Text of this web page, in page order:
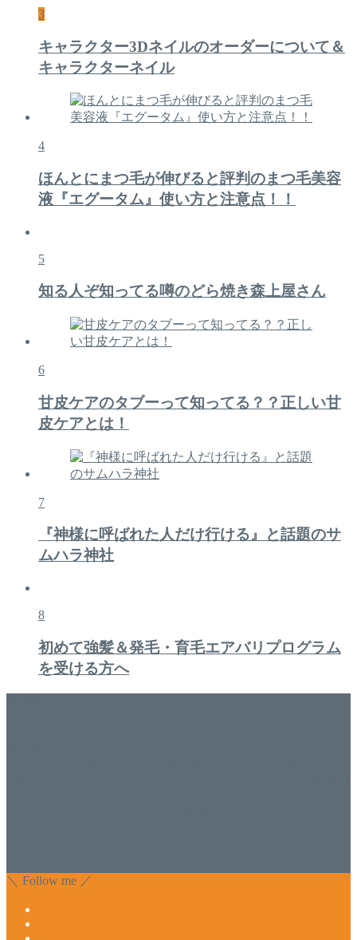
3
キャラクター3Dネイルのオーダーについて＆
キャラクターネイル
4
ほんとにまつ毛が伸びると評判のまつ毛美容
液『エグータム』使い方と注意点！！
5
知る人ぞ知ってる噂のどら焼き森上屋さん
6
甘皮ケアのタブーって知ってる？？正しい甘
皮ケアとは！
7
『神様に呼ばれた人だけ行ける』と話題のサ
ムハラ神社
8
初めて強髪＆発毛・育毛エアバリプログラム
を受ける方へ
＼ Follow me ／